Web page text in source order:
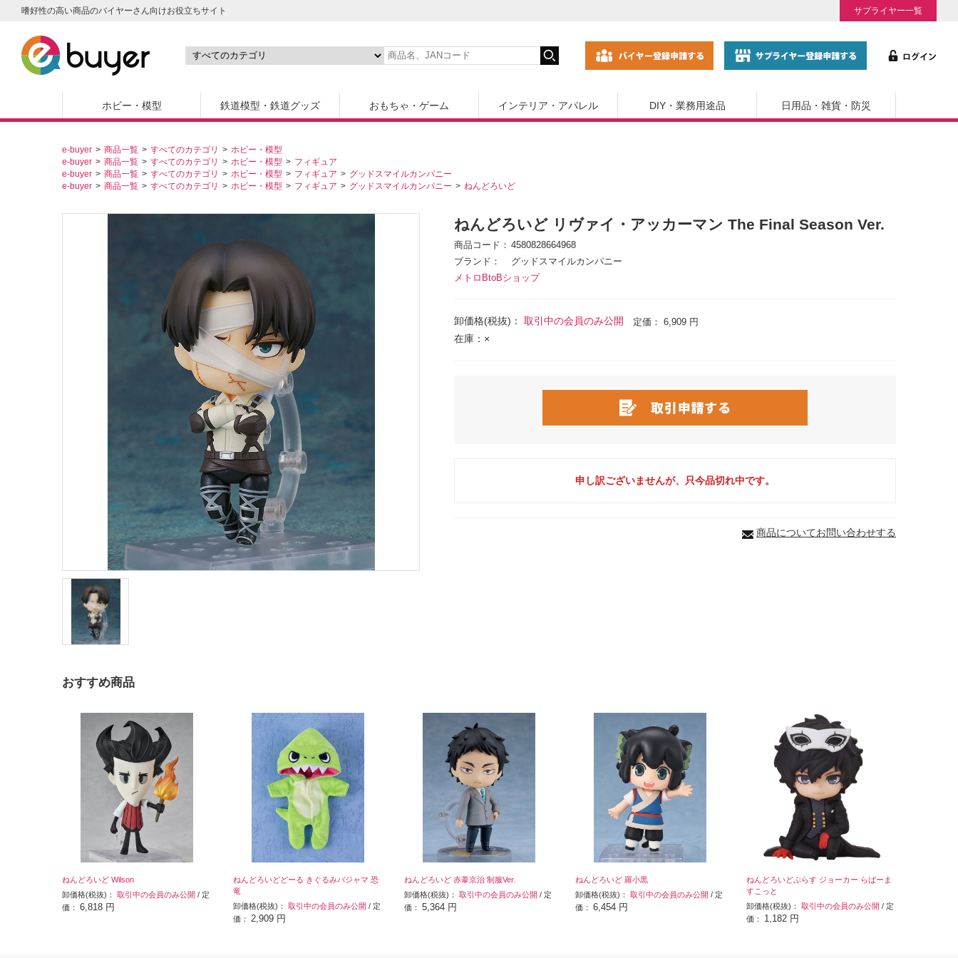
嗜好性の高い商品のバイヤーさん向けお役立ちサイト サプライヤー一覧
ホビー・模型 鉄道模型・鉄道グッズ おもちゃ・ゲーム インテリア・アパレル DIY・業務用途品 日用品・雑貨・防災
e-buyer 商品一覧 すべてのカテゴリ
ホビー・模型
e-buyer
商品一覧 すべてのカテゴリ ホビー・模型
フィギュア
e-buyer
商品一覧 すべてのカテゴリ ホビー・模型 フィギュア
グッドスマイルカンパニー
e-buyer
商品一覧 すべてのカテゴリ ホビー・模型 フィギュア グッドスマイルカンパニー ねんどろいど
ねんどろいど リヴァイ・アッカーマン The Final Season Ver.
商品コード
4580828664968
ブランド
グッドスマイルカンパニー
メトロBtoBショップ
卸価格(税抜)： 取引中の会員のみ公開 定価： 6,909 円
在庫：×
申し訳ございませんが、只今品切れ中です。
商品についてお問い合わせする
おすすめ商品
ねんどろいど Wilson
卸価格(税抜)： 取引中の会員のみ公開 / 定
価： 6,818 円
ねんどろいどどーる きぐるみパジャマ 恐
竜
卸価格(税抜)： 取引中の会員のみ公開 / 定
価： 2,909 円
ねんどろいど 赤葦京治 制服Ver.
卸価格(税抜)： 取引中の会員のみ公開 / 定
価： 5,364 円
ねんどろいど 羅小黒
卸価格(税抜)： 取引中の会員のみ公開 / 定
価： 6,454 円
ねんどろいどぷらす ジョーカー らばーま
すこっと
卸価格(税抜)： 取引中の会員のみ公開 / 定
価： 1,182 円